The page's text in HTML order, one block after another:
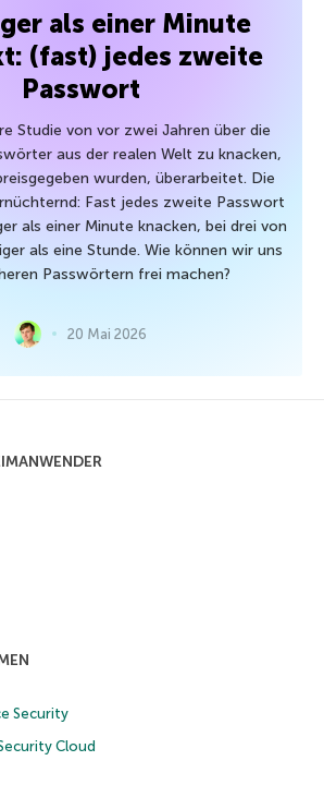
als einer Minute
(fast) jedes zweite
Passwort
Studie von vor zwei Jahren über die
aus der realen Welt zu knacken,
wurden, überarbeitet. Die
Fast jedes zweite Passwort
als einer Minute knacken, bei drei von
als eine Stunde. Wie können wir uns
Passwörtern frei machen?
20 Mai 2026
Security
Cloud